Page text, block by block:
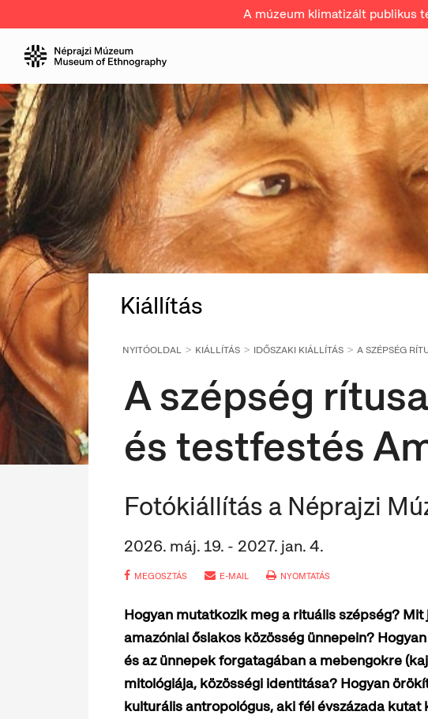
A múzeum klimatizált publikus
Kiállítás
NYITÓOLDAL KIÁLLÍTÁS IDŐSZAKI KIÁLLÍTÁS A SZÉPSÉG
A szépség
és testfestés
Fotókiállítás a Néprajzi
2026. máj. 19. - 2027. jan. 4.
MEGOSZTÁS E-MAIL NYOMTATÁS
Hogyan mutatkozik meg a rituális szépség?
amazóniai őslakos közösség ünnepein?
és az ünnepek forgatagában a mebengokre
mitológiája, közösségi identitása? Hogyan
kulturális antropológus, aki fél évszázada